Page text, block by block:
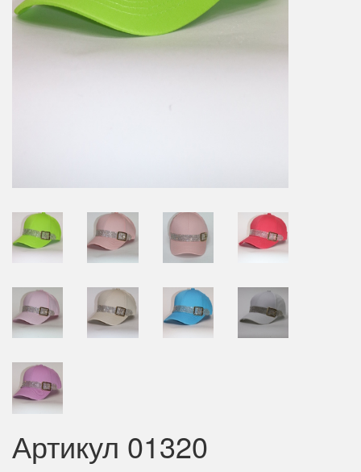
Артикул 01320